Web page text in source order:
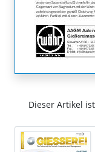
Dieser Artikel